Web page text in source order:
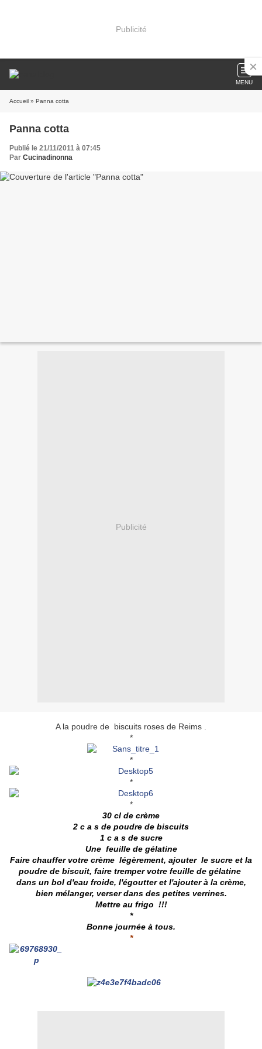
Publicité
MENU
Accueil » Panna cotta
Panna cotta
Publié le 21/11/2011 à 07:45
Par Cucinadinonna
Publicité
A la poudre de biscuits roses de Reims .
*
*
*
*
30 cl de crème
2 c a s de poudre de biscuits
1 c a s de sucre
Une feuille de gélatine
Faire chauffer votre crème légèrement, ajouter le sucre et la
poudre de biscuit, faire tremper votre feuille de gélatine
dans un bol d'eau froide, l'égoutter et l'ajouter à la crème,
bien mélanger, verser dans des petites verrines.
Mettre au frigo !!!
*
Bonne journée à tous.
*